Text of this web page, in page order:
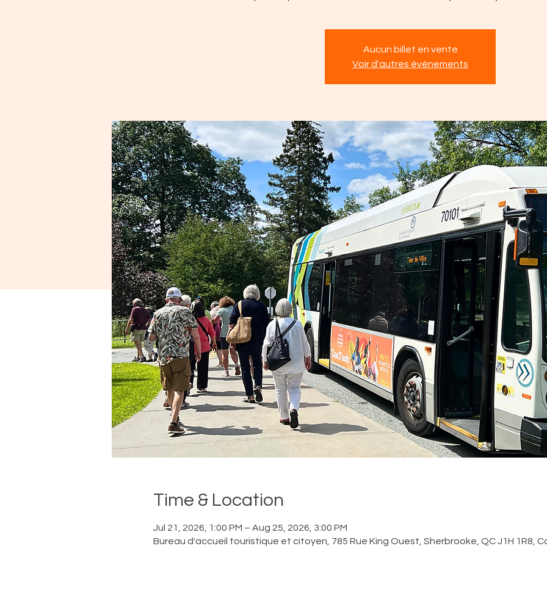
Aucun billet en vente
Voir d'autres événements
Time & Location
Jul 21, 2026, 1:00 PM – Aug 25, 2026, 3:00 PM
Bureau d'accueil touristique et citoyen, 785 Rue King Ouest, Sherbrooke, QC J1H 1R8,